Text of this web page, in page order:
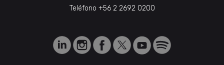
Teléfono +56 2 2692 0200